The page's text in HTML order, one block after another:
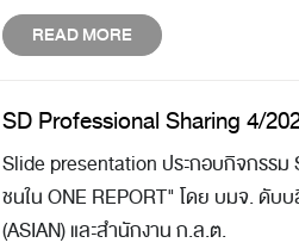
READ MORE
SD Professional Sharing 4/
Slide presentation ประกอบกิจกรร
ชนใน ONE REPORT" โดย บมจ. ดับบ
(ASIAN) และสำนักงาน ก.ล.ต.